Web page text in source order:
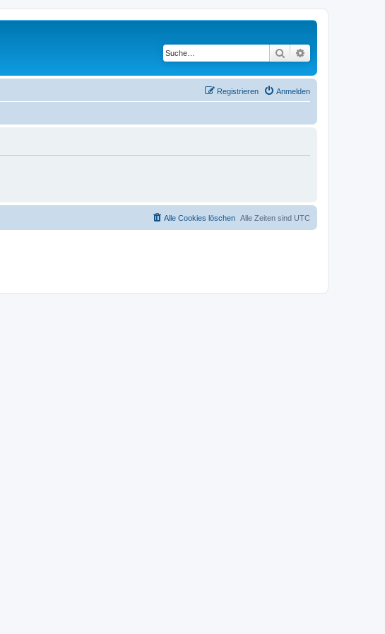
Suche
Anmelden
Registrieren
Alle Zeiten sind UTC
Alle Cookies löschen